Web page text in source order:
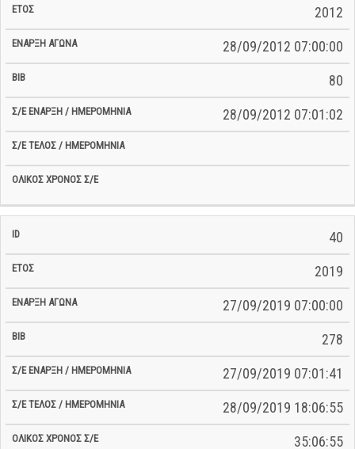
2012
28/09/2012 07:00:00
80
28/09/2012 07:01:02
40
2019
27/09/2019 07:00:00
278
27/09/2019 07:01:41
28/09/2019 18:06:55
35:06:55